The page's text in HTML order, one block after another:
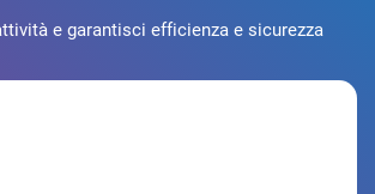
e garantisci efficienza e sicurezza